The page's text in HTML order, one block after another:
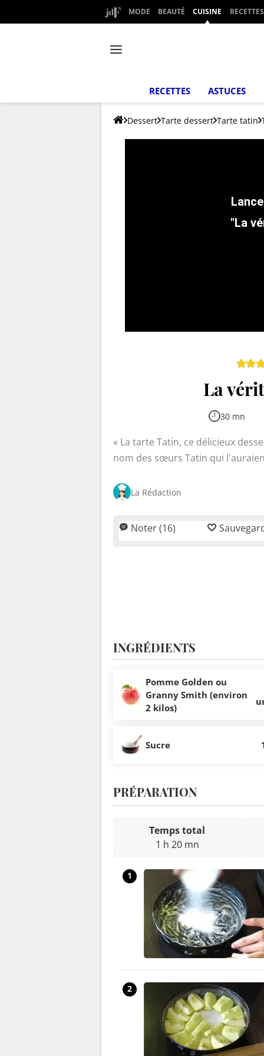
MODE BEAUTÉ CUISINE RECETTES
RECETTES ASTUCES
Dessert Tarte dessert Tarte tatin
"La
La
30 mn
La tarte Tatin, ce délicieux
nom des sœurs Tatin qui
sur le dessus, offre un mariage
La Rédaction
Noter (16)
INGRÉDIENTS
Pomme Golden ou
Granny Smith (environ
2 kilos)
Sucre
PRÉPARATION
Temps total
1 h 20 mn
1
2